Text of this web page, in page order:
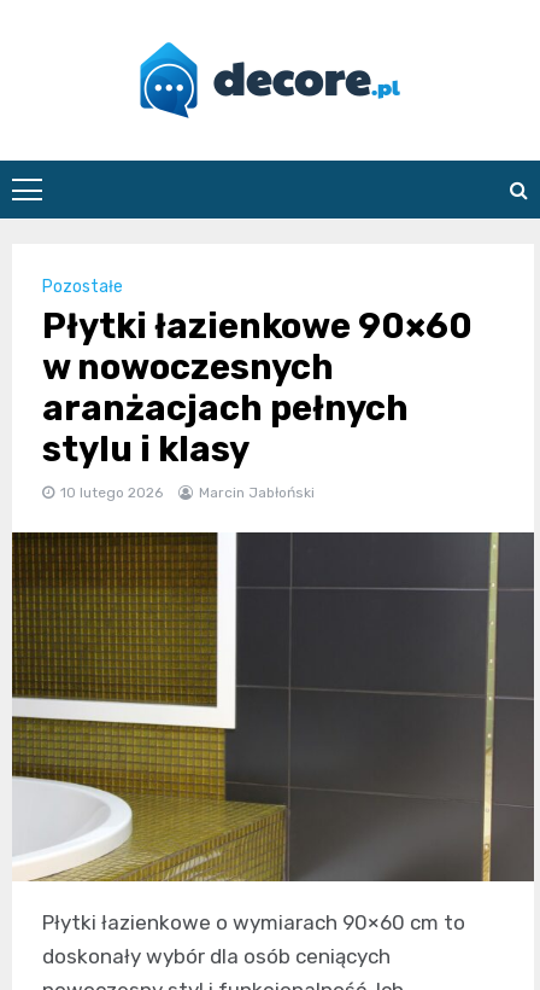
decore.pl
Pozostałe
Płytki łazienkowe 90×60
w nowoczesnych
aranżacjach pełnych
stylu i klasy
10 lutego 2026 Marcin Jabłoński
Płytki łazienkowe o wymiarach 90×60 cm to
doskonały wybór dla osób ceniących